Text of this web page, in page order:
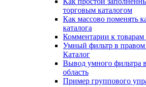
торговым каталогом
Как массово поменять
каталога
Комментарии к товарам
Умный фильтр в правом
Каталог
Вывод умного фильтра
область
Пример группового